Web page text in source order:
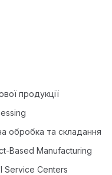
продукції
обробка та складання
Based Manufacturing
Service Centers